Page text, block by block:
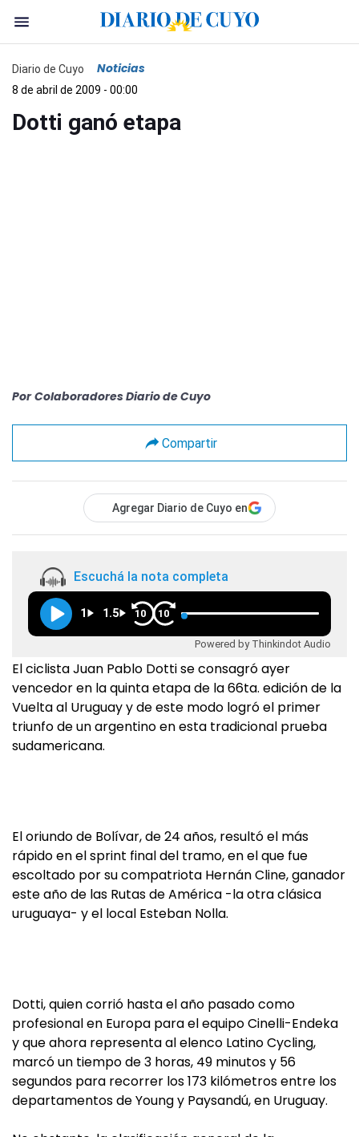
Diario de Cuyo Noticias
8 de abril de 2009 - 00:00
Dotti ganó etapa
Por Colaboradores Diario de Cuyo
Compartir
Agregar Diario de Cuyo en
Escuchá la nota completa
1 1.5 10 10
Powered by Thinkindot Audio
El ciclista Juan Pablo Dotti se consagró ayer
vencedor en la quinta etapa de la 66ta. edición de la
Vuelta al Uruguay y de este modo logró el primer
triunfo de un argentino en esta tradicional prueba
sudamericana.
El oriundo de Bolívar, de 24 años, resultó el más
rápido en el sprint final del tramo, en el que fue
escoltado por su compatriota Hernán Cline, ganador
este año de las Rutas de América -la otra clásica
uruguaya- y el local Esteban Nolla.
Dotti, quien corrió hasta el año pasado como
profesional en Europa para el equipo Cinelli-Endeka
y que ahora representa al elenco Latino Cycling,
marcó un tiempo de 3 horas, 49 minutos y 56
segundos para recorrer los 173 kilómetros entre los
departamentos de Young y Paysandú, en Uruguay.